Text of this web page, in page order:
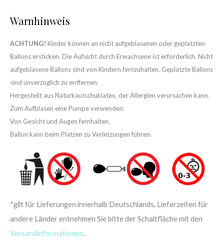
Warnhinweis
ACHTUNG! Kinder können an nicht aufgeblasenen oder geplatzten
Ballons ersticken. Die Aufsicht durch Erwachsene ist erforderlich. Nicht
aufgeblasene Ballons sind von Kindern fernzuhalten. Geplatzte Ballons
sind unverzüglich zu entfernen.
Hergestellt aus Naturkautschuklatex, der Allergien verursachen kann.
Zum Aufblasen eine Pumpe verwenden.
Von Gesicht und Augen fernhalten.
Ballon kann beim Platzen zu Verletzungen führen.
*gilt für Lieferungen innerhalb Deutschlands, Lieferzeiten für
andere Länder entnehmen Sie bitte der Schaltfläche mit den
Versandinformationen.